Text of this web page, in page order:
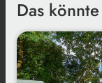
Das